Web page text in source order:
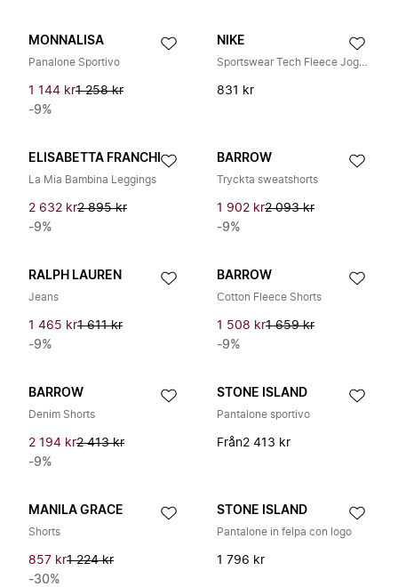
MONNALISA
Panalone Sportivo
1 144 kr1 258 kr
-9%
NIKE
Sportswear Tech Fleece Joggers
831 kr
ELISABETTA FRANCHI
La Mia Bambina Leggings
2 632 kr2 895 kr
-9%
BARROW
Tryckta sweatshorts
1 902 kr2 093 kr
-9%
RALPH LAUREN
Jeans
1 465 kr1 611 kr
-9%
BARROW
Cotton Fleece Shorts
1 508 kr1 659 kr
-9%
BARROW
Denim Shorts
2 194 kr2 413 kr
-9%
STONE ISLAND
Pantalone sportivo
Från2 413 kr
MANILA GRACE
Shorts
857 kr1 224 kr
-30%
STONE ISLAND
Pantalone in felpa con logo
1 796 kr